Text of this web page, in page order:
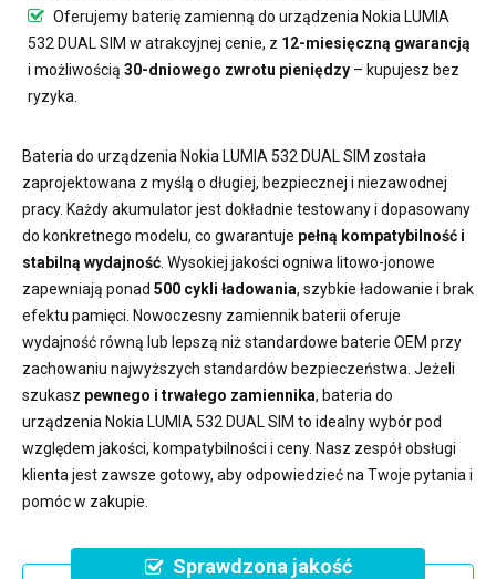
Oferujemybaterię zamienną do urządzenia Nokia LUMIA
532 DUAL SIM w atrakcyjnej cenie, z 12-miesięczną gwarancją
i możliwością 30-dniowego zwrotu pieniędzy – kupujesz bez
ryzyka.
Bateria do urządzenia Nokia LUMIA 532 DUAL SIM została
zaprojektowana z myślą o długiej, bezpiecznej i niezawodnej
pracy. Każdy akumulator jest dokładnie testowany i dopasowany
do konkretnego modelu, co gwarantuje pełną kompatybilność i
stabilną wydajność . Wysokiej jakości ogniwa litowo-jonowe
zapewniają ponad 500 cykli ładowania, szybkie ładowanie i brak
efektu pamięci. Nowoczesny zamiennik baterii oferuje
wydajność równą lub lepszą niż standardowe baterie OEM przy
zachowaniu najwyższych standardów bezpieczeństwa. Jeżeli
szukasz pewnego i trwałego zamiennika, bateria do
urządzenia Nokia LUMIA 532 DUAL SIM to idealny wybór pod
względem jakości, kompatybilności i ceny. Nasz zespół obsługi
klienta jest zawsze gotowy, aby odpowiedzieć na Twoje pytania i
pomóc w zakupie.
Sprawdzona jakość